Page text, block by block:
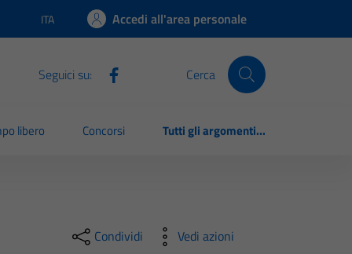
Lingua attiva:
ITA Accedi all'area personale
Seguici su: Cerca
libero Concorsi Tutti gli argomenti...
Condividi Vedi azioni